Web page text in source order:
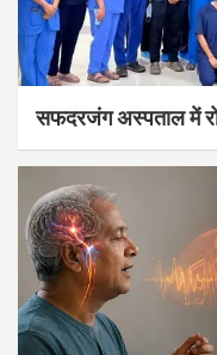
सफदरजंग अस्पताल में